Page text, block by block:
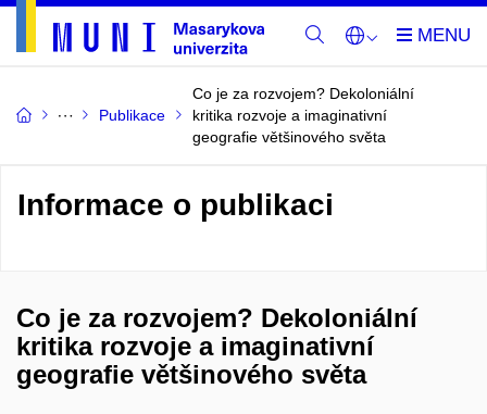
Publikace
Co je za rozvojem? Dekoloniální
kritika rozvoje a imaginativní
geografie většinového světa
Informace o publikaci
Co je za rozvojem? Dekoloniální
kritika rozvoje a imaginativní
geografie většinového světa